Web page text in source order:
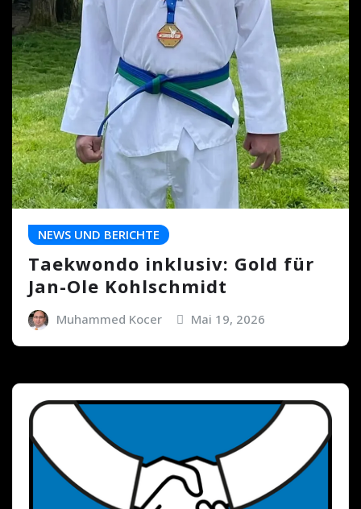
NEWS UND BERICHTE
Taekwondo inklusiv: Gold für
Jan-Ole Kohlschmidt
Muhammed Kocer Mai 19, 2026